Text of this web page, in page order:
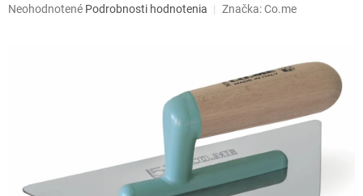
Priemerné
Neohodnotené Podrobnosti hodnotenia Značka:Co.me